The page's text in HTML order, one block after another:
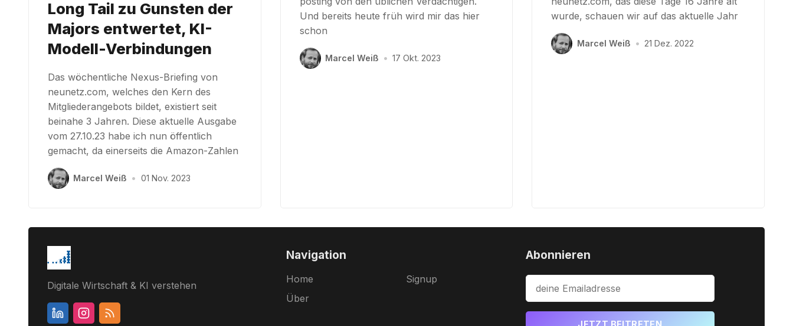
Long Tail zu Gunsten der
Majors entwertet, KI-
Modell-Verbindungen
Das wöchentliche Nexus-Briefing von
neunetz.com, welches den Kern des
Mitgliederangebots bildet, existiert seit
beinahe 3 Jahren. Diese aktuelle Ausgabe
vom 27.10.23 habe ich nun öffentlich
gemacht, da einerseits die Amazon-Zahlen
Marcel Weiß • 01 Nov. 2023
Und bereits heute früh wird mir das hier
schon
Marcel Weiß • 17 Okt. 2023
wurde, schauen wir auf das aktuelle Jahr
Marcel Weiß • 21 Dez. 2022
Digitale Wirtschaft & KI verstehen
Navigation
Home
Über
Signup
Abonnieren
JETZT BEITRETEN